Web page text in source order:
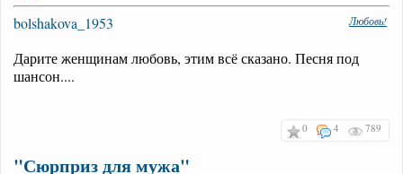
bolshakova_1953 Любовь!
Дарите женщинам любовь, этим всё сказано. Песня под
шансон....
0 4 789
"Сюрприз для мужа"